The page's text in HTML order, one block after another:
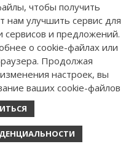
2026FinanceTimes
в Роскомнадзоре
о регистрации СМИ:
от 10 ноября 2023 г
чтобы получить
нам улучшить сервис для
сервисов и предложений.
о cookie-файлах или
Продолжая
настроек, вы
ваших cookie-файлов